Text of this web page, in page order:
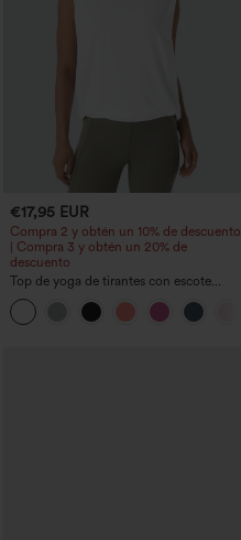
€17,95 EUR
Compra 2 y obtén un 10% de descuento
| Compra 3 y obtén un 20% de
descuento
Top de yoga de tirantes con escote
redondo, fruncido y tacto fresco -
UPF50+